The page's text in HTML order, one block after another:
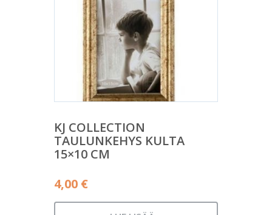
KJ COLLECTION
TAULUNKEHYS KULTA
15×10 CM
4,00 €